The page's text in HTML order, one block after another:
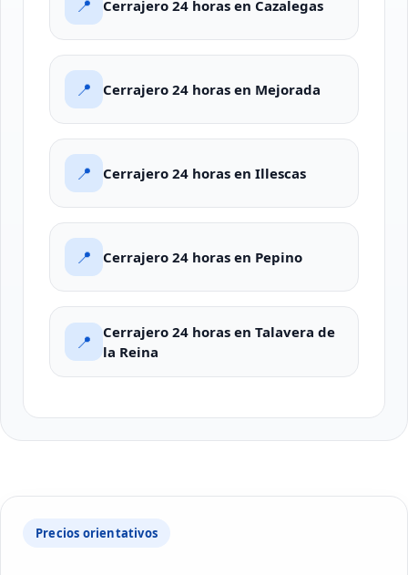
📍 Cerrajero 24 horas en Cazalegas
📍 Cerrajero 24 horas en Mejorada
📍 Cerrajero 24 horas en Illescas
📍 Cerrajero 24 horas en Pepino
📍
Cerrajero 24 horas en Talavera de
la Reina
Precios orientativos